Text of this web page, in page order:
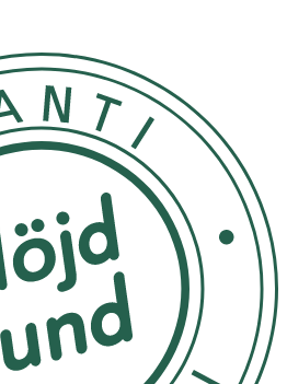
från 12 månader